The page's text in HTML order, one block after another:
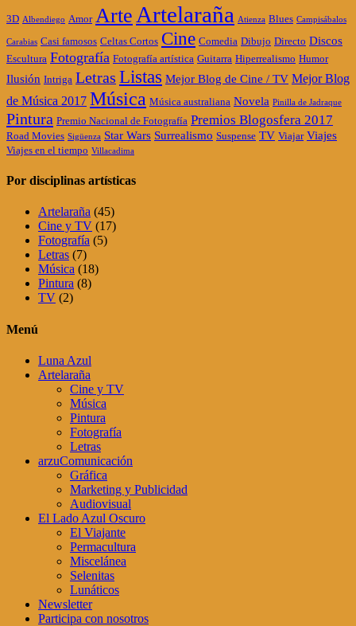
3D Albendiego Amor Arte Artelaraña Atienza Blues Campisábalos
Carabias Casi famosos Celtas Cortos Cine Comedia Dibujo Directo Discos
Escultura Fotografía Fotografía artística Guitarra Hiperrealismo Humor
Ilusión Intriga Letras Listas Mejor Blog de Cine / TV Mejor Blog
de Música 2017 Música Música australiana Novela Pinilla de Jadraque
Pintura Premio Nacional de Fotografía Premios Blogosfera 2017
Road Movies Sigüenza Star Wars Surrealismo Suspense TV Viajar Viajes
Viajes en el tiempo Villacadima
Por disciplinas artísticas
Artelaraña (45)
Cine y TV (17)
Fotografía (5)
Letras (7)
Música (18)
Pintura (8)
TV (2)
Menú
Luna Azul
Artelaraña
Cine y TV
Música
Pintura
Fotografía
Letras
arzuComunicación
Gráfica
Marketing y Publicidad
Audiovisual
El Lado Azul Oscuro
El Viajante
Permacultura
Miscelánea
Selenitas
Lunáticos
Newsletter
Participa con nosotros